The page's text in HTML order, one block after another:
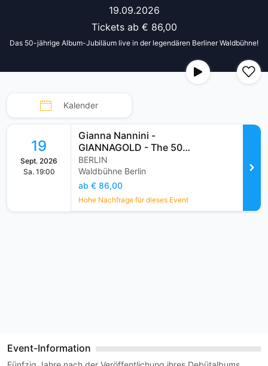
Das 50-jährige Album-Jubiläum live in der legendären Berliner Waldbühne!
19.09.2026
Tickets ab € 86,00
Kalender
o
n
e
19
Sept. 2026
Sa. 19:00
Gianna Nannini -
GIANNAGOLD - The 50
Years Album Celebration
BERLIN
Waldbühne Berlin
ab € 86,00
Hohe Nachfrage für dieses Event
Event-Information